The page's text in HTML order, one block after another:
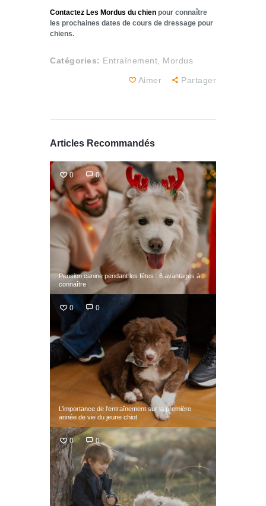
Contactez Les Mordus du chien pour connaître
les prochaines dates de cours de dressage pour
chiens.
Catégories: Entraînement, Mordus
Aimer Partager
Articles Recommandés
0 0
Pension canine pendant les fêtes : 6 avantages à
connaître
0 0
L’importance de l’entraînement sur la première
année de vie du jeune chiot
0 0